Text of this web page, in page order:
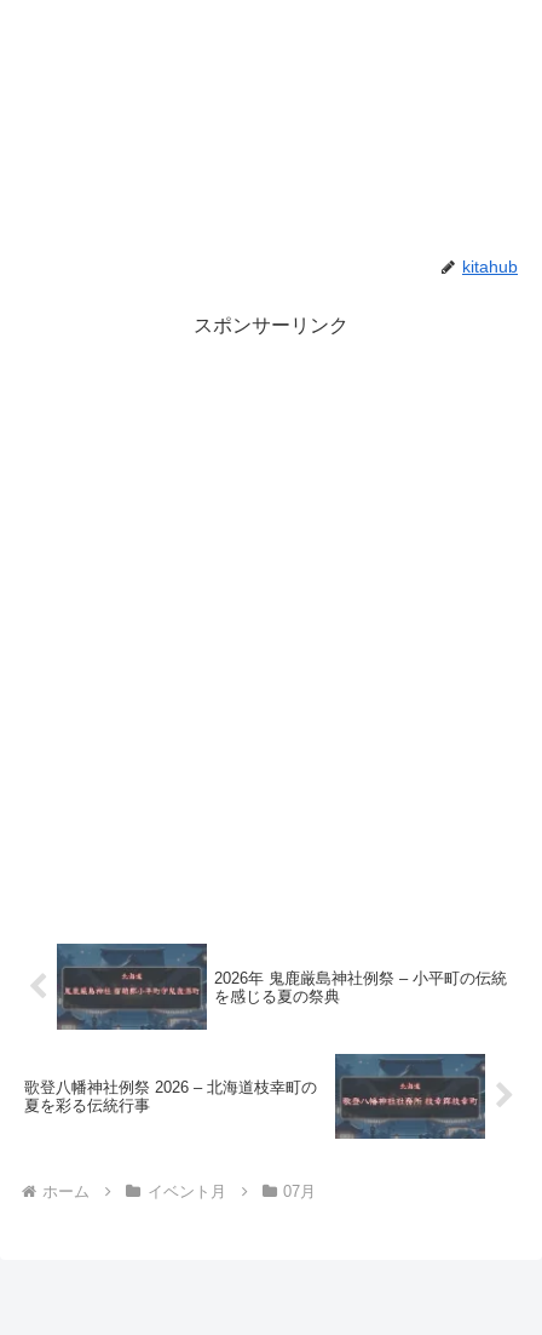
kitahub
スポンサーリンク
2026年 鬼鹿厳島神社例祭 – 小平町の伝統
を感じる夏の祭典
歌登八幡神社例祭 2026 – 北海道枝幸町の
夏を彩る伝統行事
ホーム イベント月 07月